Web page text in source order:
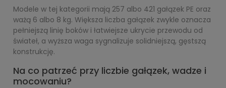
Modele w tej kategorii mają 257 albo 421 gałązek PE oraz
ważą 6 albo 8 kg. Większa liczba gałązek zwykle oznacza
pełniejszą linię boków i łatwiejsze ukrycie przewodu od
świateł, a wyższa waga sygnalizuje solidniejszą, gęstszą
konstrukcję.
Na co patrzeć przy liczbie gałązek, wadze i
mocowaniu?